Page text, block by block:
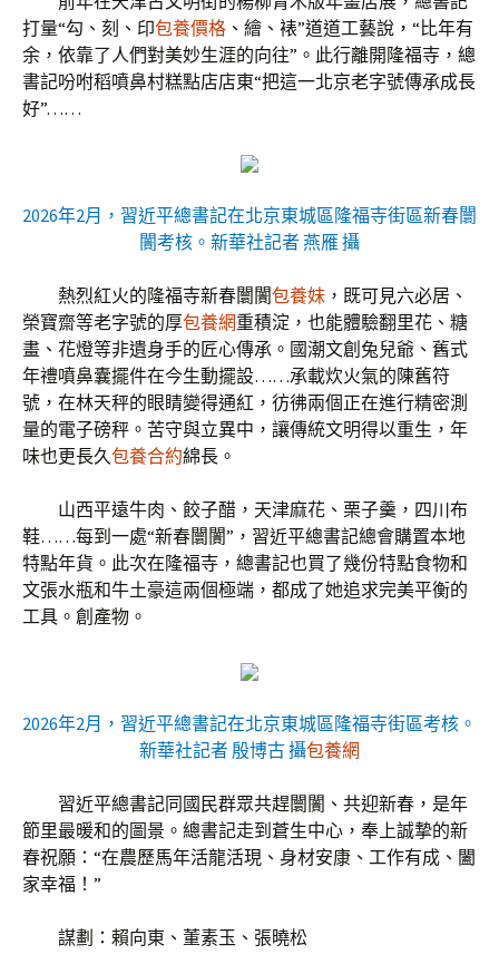
打量“勾、刻、印包養價格 、繪、裱”道道工藝說，“比年有
余，依靠了人們對美妙生涯的向往”。此行離開隆福寺，總
書記吩咐稻噴鼻村糕點店店東“把這一北京老字號傳承成長
好”……
2026年2月，習近平總書記在北京東城區隆福寺街區新春闤
闠考核。新華社記者 燕雁 攝
熱烈紅火的隆福寺新春闤闠包養妹 ，既可見六必居、
榮寶齋等老字號的厚包養網重積淀，也能體驗翻里花、糖
畫、花燈等非遺身手的匠心傳承。國潮文創兔兒爺、舊式
年禮噴鼻囊擺件在今生動擺設……承載炊火氣的陳舊符
號，在林天秤的眼睛變得通紅，彷彿兩個正在進行精密測
量的電子磅秤。苦守與立異中，讓傳統文明得以重生，年
味也更長久包養合約綿長。
山西平遠牛肉、餃子醋，天津麻花、栗子羹，四川布
鞋……每到一處“新春闤闠”，習近平總書記總會購置本地
特點年貨。此次在隆福寺，總書記也買了幾份特點食物和
文張水瓶和牛土豪這兩個極端，都成了她追求完美平衡的
工具。創產物。
2026年2月，習近平總書記在北京東城區隆福寺街區考核。
新華社記者 殷博古 攝包養網
習近平總書記同國民群眾共趕闤闠、共迎新春，是年
節里最暖和的圖景。總書記走到蒼生中心，奉上誠摯的新
春祝願：“在農歷馬年活龍活現、身材安康、工作有成、闔
家幸福！”
謀劃：賴向東、董素玉、張曉松